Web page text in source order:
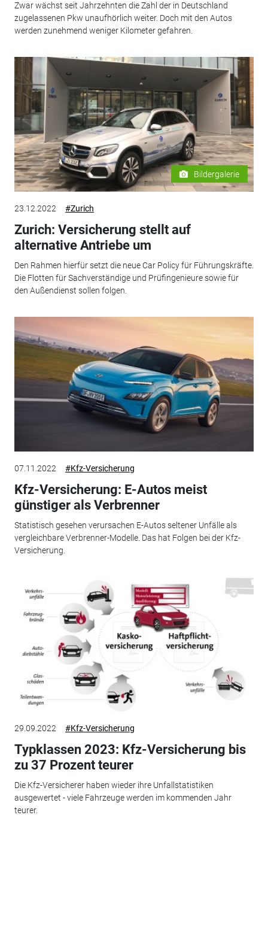
Zwar wächst seit Jahrzehnten die Zahl der in Deutschland
zugelassenen Pkw unaufhörlich weiter. Doch mit den Autos
werden zunehmend weniger Kilometer gefahren.
Bildergalerie
23.12.2022 #Zurich
Zurich: Versicherung stellt auf
alternative Antriebe um
Den Rahmen hierfür setzt die neue Car Policy für Führungskräfte.
Die Flotten für Sachverständige und Prüfingenieure sowie für
den Außendienst sollen folgen.
07.11.2022 #Kfz-Versicherung
Kfz-Versicherung: E-Autos meist
günstiger als Verbrenner
Statistisch gesehen verursachen E-Autos seltener Unfälle als
vergleichbare Verbrenner-Modelle. Das hat Folgen bei der Kfz-
Versicherung.
29.09.2022 #Kfz-Versicherung
Typklassen 2023: Kfz-Versicherung bis
zu 37 Prozent teurer
Die Kfz-Versicherer haben wieder ihre Unfallstatistiken
ausgewertet - viele Fahrzeuge werden im kommenden Jahr
teurer.